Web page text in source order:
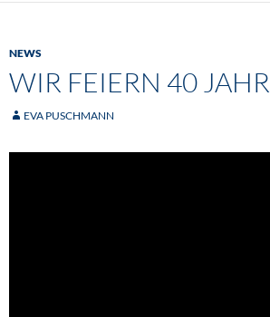
NEWS
WIR FEIERN 40
EVA PUSCHMANN